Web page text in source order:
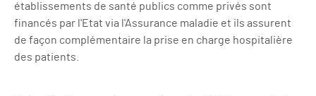
établissements de santé publics comme privés sont
financés par l'Etat via l'Assurance maladie et ils assurent
de façon complémentaire la prise en charge hospitalière
des patients.